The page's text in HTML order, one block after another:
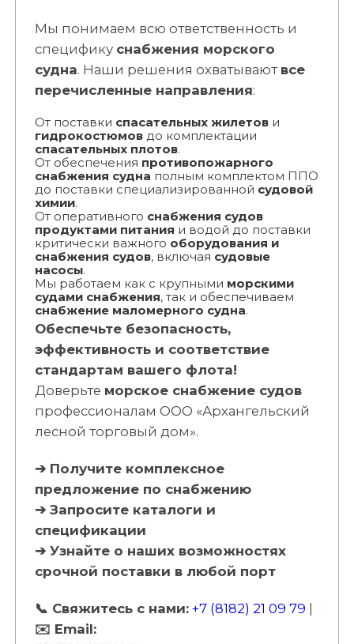
Мы понимаем всю ответственность и
специфику снабжения морского
судна. Наши решения охватывают все
перечисленные направления:
От поставки спасательных жилетови
гидрокостюмовдо комплектации
спасательных плотов.
От обеспечения противопожарного
снабжения судна полным комплектом ППО
до поставки специализированной судовой
химии.
От оперативного снабжения судов
продуктами питания и водой до поставки
критически важного оборудования и
снабжения судов, включая судовые
насосы.
Мы работаем как с крупными морскими
судами снабжения, так и обеспечиваем
снабжение маломерного судна.
Обеспечьте безопасность,
эффективность и соответствие
стандартам вашего флота!
Доверьте морское снабжение судов
профессионалам ООО «Архангельский
лесной торговый дом».
➔ Получите комплексное
предложение по снабжению
➔ Запросите каталоги и
спецификации
➔ Узнайте о наших возможностях
срочной поставки в любой порт
📞 Свяжитесь с нами:+7 (8182) 21 09 79 |
✉️ Email: